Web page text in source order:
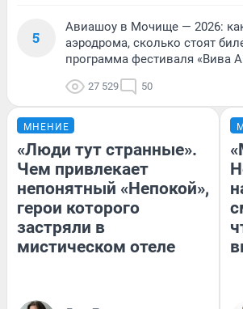
5
Авиашоу в Мочище — 2026:
аэродрома, сколько стоят
программа фестиваля «Вива
27 529 50
МНЕНИЕ
«Люди тут странные».
Чем привлекает
непонятный «Непокой»,
герои которого
застряли в
мистическом отеле